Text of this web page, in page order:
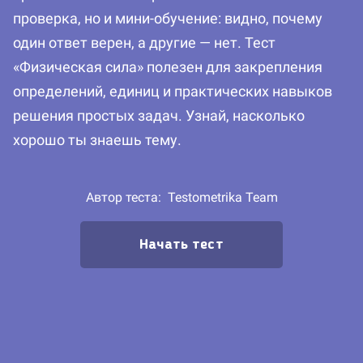
проверка, но и мини-обучение: видно, почему
один ответ верен, а другие — нет. Тест
«Физическая сила» полезен для закрепления
определений, единиц и практических навыков
решения простых задач. Узнай, насколько
хорошо ты знаешь тему.
Автор теста: Testometrika Team
Начать тест